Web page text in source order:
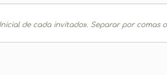
de cada invitado». Separar por comas